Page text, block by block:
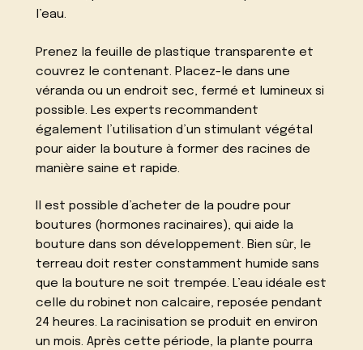
l’eau.
Prenez la feuille de plastique transparente et
couvrez le contenant. Placez-le dans une
véranda ou un endroit sec, fermé et lumineux si
possible. Les experts recommandent
également l’utilisation d’un stimulant végétal
pour aider la bouture à former des racines de
manière saine et rapide.
Il est possible d’acheter de la poudre pour
boutures (hormones racinaires), qui aide la
bouture dans son développement. Bien sûr, le
terreau doit rester constamment humide sans
que la bouture ne soit trempée. L’eau idéale est
celle du robinet non calcaire, reposée pendant
24 heures. La racinisation se produit en environ
un mois. Après cette période, la plante pourra